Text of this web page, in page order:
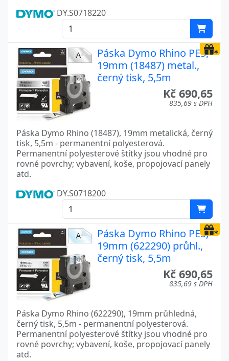
DY.S0718220
Páska Dymo Rhino PES,
19mm (18487) metal.,
černý tisk, 5,5m
Kč 690,65
835,69 s DPH
Páska Dymo Rhino (18487), 19mm metalická, černý
tisk, 5,5m - permanentní polyesterová.
Permanentní polyesterové štítky jsou vhodné pro
rovné povrchy; vybavení, koše, propojovací panely
atd.
DY.S0718200
Páska Dymo Rhino PES,
19mm (622290) průhl.,
černý tisk, 5,5m
Kč 690,65
835,69 s DPH
Páska Dymo Rhino (622290), 19mm průhledná,
černý tisk, 5,5m - permanentní polyesterová.
Permanentní polyesterové štítky jsou vhodné pro
rovné povrchy; vybavení, koše, propojovací panely
atd.